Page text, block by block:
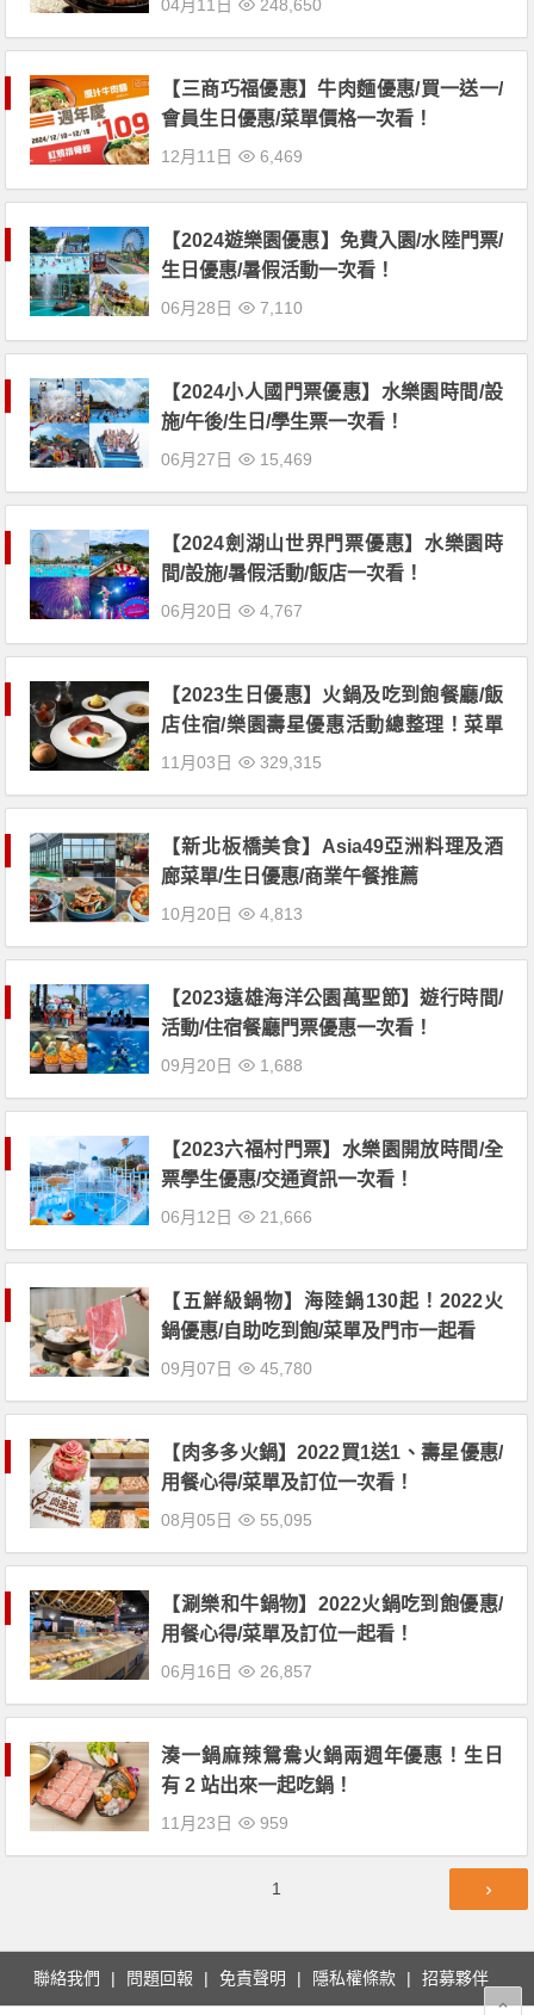
04月11日 248,650
【三商巧福優惠】牛肉麵優惠/買一送一/
會員生日優惠/菜單價格一次看！
12月11日 6,469
【2024遊樂園優惠】免費入園/水陸門票/
生日優惠/暑假活動一次看！
06月28日 7,110
【2024小人國門票優惠】水樂園時間/設
施/午後/生日/學生票一次看！
06月27日 15,469
【2024劍湖山世界門票優惠】水樂園時
間/設施/暑假活動/飯店一次看！
06月20日 4,767
【2023生日優惠】火鍋及吃到飽餐廳/飯
店住宿/樂園壽星優惠活動總整理！菜單
及門市地點一起看
11月03日 329,315
【新北板橋美食】Asia49亞洲料理及酒
廊菜單/生日優惠/商業午餐推薦
10月20日 4,813
【2023遠雄海洋公園萬聖節】遊行時間/
活動/住宿餐廳門票優惠一次看！
09月20日 1,688
【2023六福村門票】水樂園開放時間/全
票學生優惠/交通資訊一次看！
06月12日 21,666
【五鮮級鍋物】海陸鍋130起！2022火
鍋優惠/自助吃到飽/菜單及門市一起看
09月07日 45,780
【肉多多火鍋】2022買1送1、壽星優惠/
用餐心得/菜單及訂位一次看！
08月05日 55,095
【涮樂和牛鍋物】2022火鍋吃到飽優惠/
用餐心得/菜單及訂位一起看！
06月16日 26,857
湊一鍋麻辣鴛鴦火鍋兩週年優惠！生日
有 2 站出來一起吃鍋！
11月23日 959
1
聯絡我們 問題回報 免責聲明 隱私權條款 招募夥伴